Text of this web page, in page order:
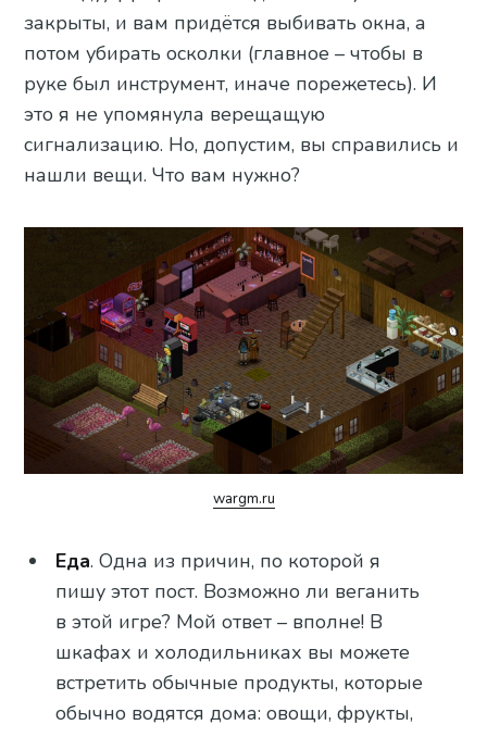
закрыты, и вам придётся выбивать окна, а
потом убирать осколки (главное – чтобы в
руке был инструмент, иначе порежетесь). И
это я не упомянула верещащую
сигнализацию. Но, допустим, вы справились и
нашли вещи. Что вам нужно?
wargm.ru
Еда. Одна из причин, по которой я
пишу этот пост. Возможно ли веганить
в этой игре? Мой ответ – вполне! В
шкафах и холодильниках вы можете
встретить обычные продукты, которые
обычно водятся дома: овощи, фрукты,